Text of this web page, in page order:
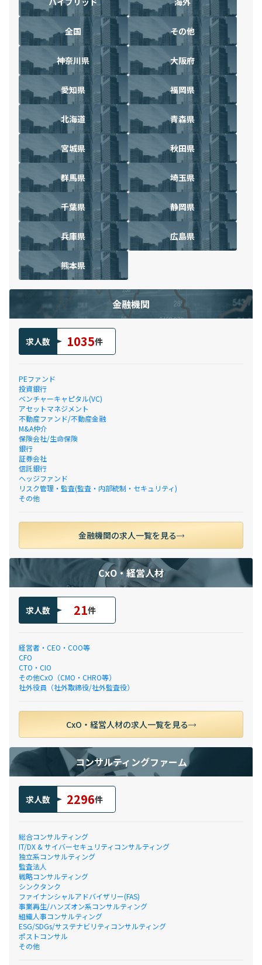
全国 その他
神奈川県 大阪府
愛知県 福岡県
北海道 青森県
宮城県 秋田県
群馬県 埼玉県
千葉県 静岡県
兵庫県 広島県
熊本県
金融機関
求人数 1035件
PEファンド
投資銀行
ベンチャーキャピタル(VC)
アセットマネジメント
不動産ファンド/不動産金融
M&A仲介
保険会社/生命保険
銀行
証券会社
信託銀行
ヘッジファンド
リスク管理・監査(監査・内部統制・セキュリティ)
その他
金融機関の求人一覧を見る
CxO・経営人材
求人数 21件
経営者・CEO・COO等
CFO
CTO・CIO
その他CxO（CMO・CHRO等）
社外役員（社外取締役/社外監査役）
CxO・経営人材の求人一覧を見る
コンサルティングファーム
求人数 2296件
総合コンサルティング
IT/DX & サイバーセキュリティコンサルティング
独立系コンサルティング
監査法人
戦略コンサルティング
シンクタンク
ファイナンシャルアドバイザリー(FAS)
事業再生/ハンズオン系コンサルティング
組織人事コンサルティング
ESG/SDGs/サステナビリティコンサルティング
ポストコンサル
その他